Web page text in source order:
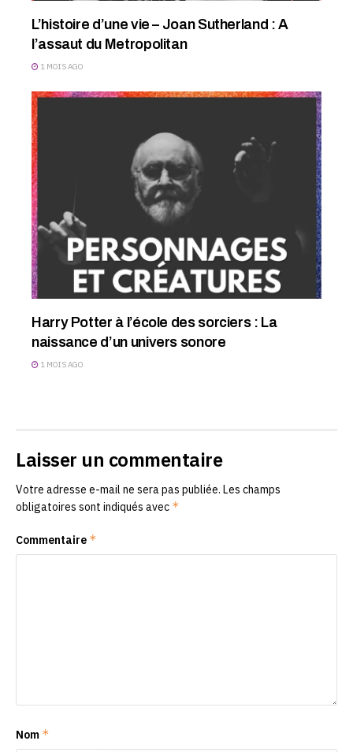
L’histoire d’une vie – Joan Sutherland : A
l’assaut du Metropolitan
1 MOIS AGO
Harry Potter à l’école des sorciers : La
naissance d’un univers sonore
1 MOIS AGO
Laisser un commentaire
Votre adresse e-mail ne sera pas publiée. Les champs
obligatoires sont indiqués avec *
Commentaire *
Nom *